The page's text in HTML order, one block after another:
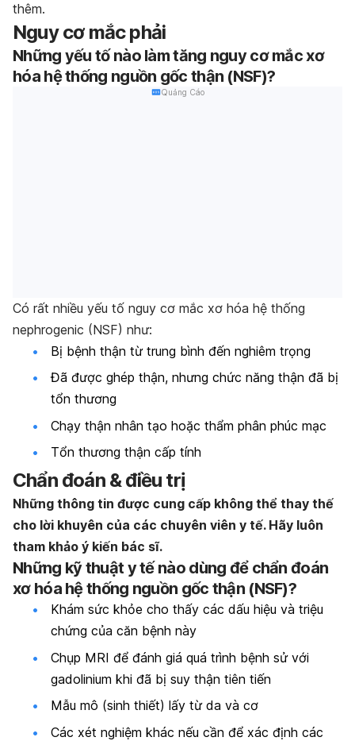
thêm.
Nguy cơ mắc phải
Những yếu tố nào làm tăng nguy cơ mắc xơ
hóa hệ thống nguồn gốc thận (NSF)?
Quảng Cáo
Có rất nhiều yếu tố nguy cơ mắc xơ hóa hệ thống
nephrogenic (NSF) như:
Bị bệnh thận từ trung bình đến nghiêm trọng
Đã được ghép thận, nhưng chức năng thận đã bị
tổn thương
Chạy thận nhân tạo hoặc thẩm phân phúc mạc
Tổn thương thận cấp tính
Chẩn đoán & điều trị
Những thông tin được cung cấp không thể thay thế
cho lời khuyên của các chuyên viên y tế. Hãy luôn
tham khảo ý kiến bác sĩ.
Những kỹ thuật y tế nào dùng để chẩn đoán
xơ hóa hệ thống nguồn gốc thận (NSF)?
Khám sức khỏe cho thấy các dấu hiệu và triệu
chứng của căn bệnh này
Chụp MRI để đánh giá quá trình bệnh sử với
gadolinium khi đã bị suy thận tiên tiến
Mẫu mô (sinh thiết) lấy từ da và cơ
Các xét nghiệm khác nếu cần để xác định các